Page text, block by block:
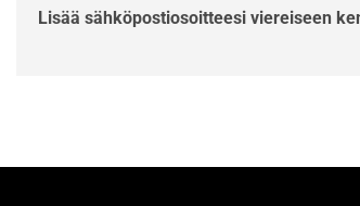
Lisää sähköpostiosoitteesi viereiseen